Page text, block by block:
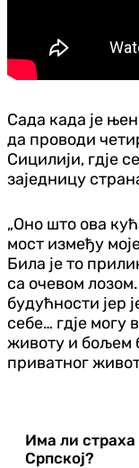
Сада када је
да проводи
Сицилији, гдје
заједницу
„Оно што ова
мост између
Била је то
са очевом
будућности јер
себе… гдје
животу и бољем
приватног
Има ли
Српској?